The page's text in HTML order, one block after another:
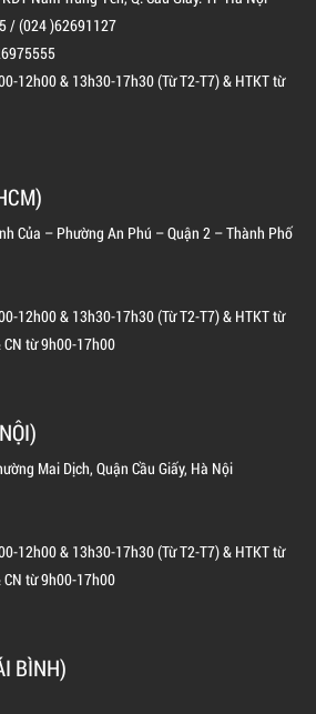
CHÁY ĐỘC LẬP KHÍ FM200
KHÍ FM200 CHO TỦ ĐIỆN
/ (024 )62691127
12h00 & 13h30-17h30 (Từ T2-T7) & HTKT từ
Của – Phường An Phú – Quận 2 – Thành Phố
12h00 & 13h30-17h30 (Từ T2-T7) & HTKT từ
từ 9h00-17h00
Mai Dịch, Quận Cầu Giấy, Hà Nội
12h00 & 13h30-17h30 (Từ T2-T7) & HTKT từ
từ 9h00-17h00
BÌNH)